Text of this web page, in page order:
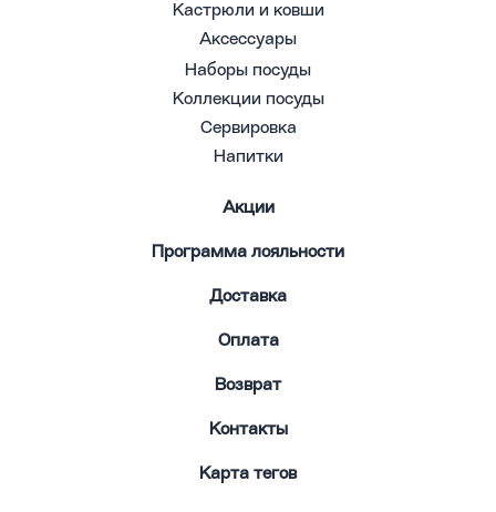
Кастрюли и ковши
Аксессуары
Наборы посуды
Коллекции посуды
Сервировка
Напитки
Акции
Программа лояльности
Доставка
Оплата
Возврат
Контакты
Карта тегов